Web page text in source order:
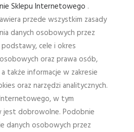
Sklepu Internetowego .
przede wszystkim zasady
danych osobowych przez
cele i okres
oraz prawa osób,
także informacje w zakresie
oraz narzędzi analitycznych.
w tym
jest dobrowolne. Podobnie
danych osobowych przez